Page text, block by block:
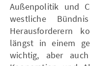
Außenpolitik und
westliche
Herausforderern
längst in einem
wichtig, aber